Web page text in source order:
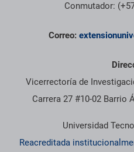
Conmutador:
Correo:
Vicerrectoría de
Carrera 27 #10-02 Barrio
Universidad
Reacreditada